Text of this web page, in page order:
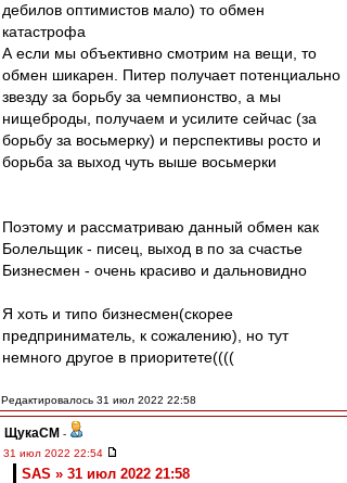
дебилов оптимистов мало) то обмен
катастрофа
А если мы объективно смотрим на вещи, то
обмен шикарен. Питер получает потенциально
звезду за борьбу за чемпионство, а мы
нищеброды, получаем и усилите сейчас (за
борьбу за восьмерку) и перспективы росто и
борьба за выход чуть выше восьмерки
Поэтому и рассматриваю данный обмен как
Болельщик - писец, выход в по за счастье
Бизнесмен - очень красиво и дальновидно
Я хоть и типо бизнесмен(скорее
предприниматель, к сожалению), но тут
немного другое в приоритете((((
Редактировалось 31 июл 2022 22:58
ЩукаСМ -
31 июл 2022 22:54
SAS » 31 июл 2022 21:58